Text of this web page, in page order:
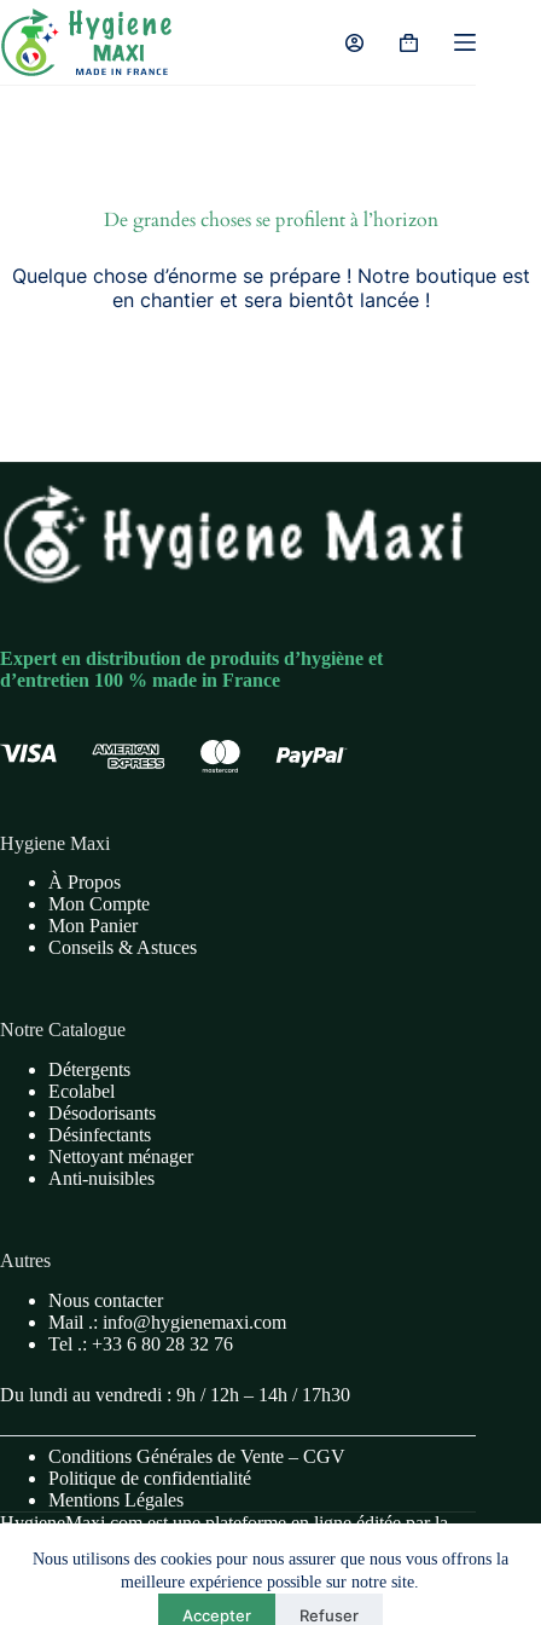
Passer
au
contenu
Nous utilisons des cookies pour nous assurer que nous vous offrons la
meilleure expérience possible sur notre site.
Accepter Refuser
Panier
De grandes choses se profilent à l’horizon
Quelque chose d’énorme se prépare ! Notre boutique est
en chantier et sera bientôt lancée !
Expert en distribution de produits d’hygiène et
d’entretien 100 % made in France
Hygiene Maxi
À Propos
Mon Compte
Mon Panier
Conseils & Astuces
Notre Catalogue
Détergents
Ecolabel
Désodorisants
Désinfectants
Nettoyant ménager
Anti-nuisibles
Autres
Nous contacter
Mail .: info@hygienemaxi.com
Tel .: +33 6 80 28 32 76
Du lundi au vendredi : 9h / 12h – 14h / 17h30
Conditions Générales de Vente – CGV
Politique de confidentialité
Mentions Légales
HygieneMaxi.com est une plateforme en ligne éditée par la
984 489 989 00017).